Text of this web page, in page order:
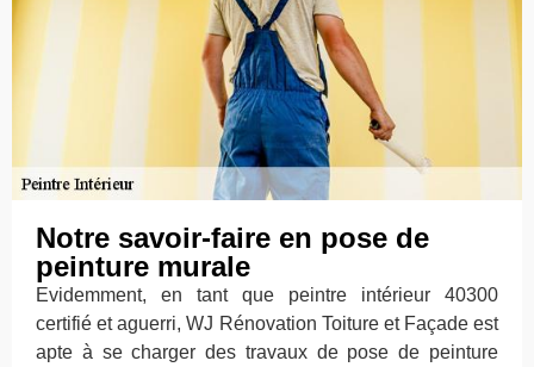
Notre savoir-faire en pose de
peinture murale
Evidemment, en tant que peintre intérieur 40300
certifié et aguerri, WJ Rénovation Toiture et Façade est
apte à se charger des travaux de pose de peinture